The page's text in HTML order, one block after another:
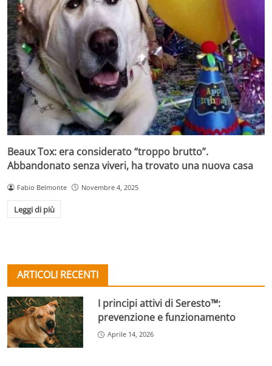
Beaux Tox: era considerato “troppo brutto”.
Abbandonato senza viveri, ha trovato una nuova casa
Fabio Belmonte Novembre 4, 2025
Leggi di più
ARTICOLI RECENTI
I principi attivi di Seresto™:
prevenzione e funzionamento
Aprile 14, 2026